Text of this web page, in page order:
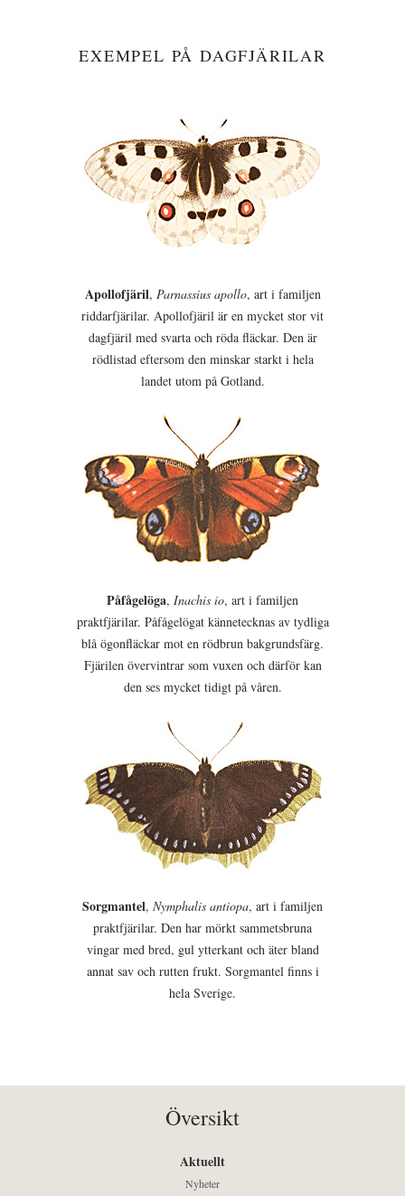
EXEMPEL PÅ DAGFJÄRILAR
Apollofjäril, Parnassius apollo, art i familjen
riddarfjärilar. Apollofjäril är en mycket stor vit
dagfjäril med svarta och röda fläckar. Den är
rödlistad eftersom den minskar starkt i hela
landet utom på Gotland.
Påfågelöga, Inachis io, art i familjen
praktfjärilar. Påfågelögat kännetecknas av tydliga
blå ögonfläckar mot en rödbrun bakgrundsfärg.
Fjärilen övervintrar som vuxen och därför kan
den ses mycket tidigt på våren.
Sorgmantel, Nymphalis antiopa, art i familjen
praktfjärilar. Den har mörkt sammetsbruna
vingar med bred, gul ytterkant och äter bland
annat sav och rutten frukt. Sorgmantel finns i
hela Sverige.
Översikt
Aktuellt
Nyheter